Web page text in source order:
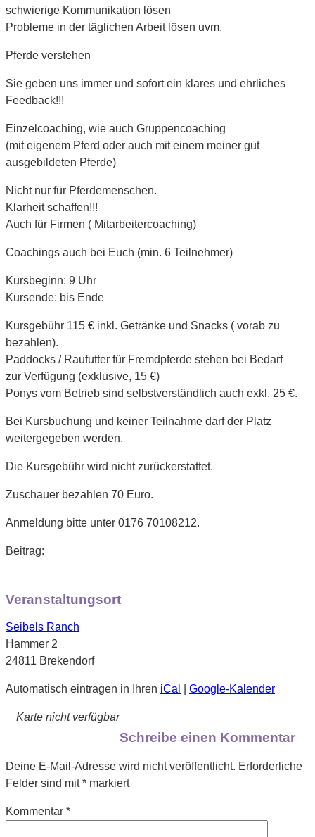
schwierige Kommunikation lösen
Probleme in der täglichen Arbeit lösen uvm.
Pferde verstehen
Sie geben uns immer und sofort ein klares und ehrliches
Feedback!!!
Einzelcoaching, wie auch Gruppencoaching
(mit eigenem Pferd oder auch mit einem meiner gut
ausgebildeten Pferde)
Nicht nur für Pferdemenschen.
Klarheit schaffen!!!
Auch für Firmen ( Mitarbeitercoaching)
Coachings auch bei Euch (min. 6 Teilnehmer)
Kursbeginn: 9 Uhr
Kursende: bis Ende
Kursgebühr 115 € inkl. Getränke und Snacks ( vorab zu
bezahlen).
Paddocks / Raufutter für Fremdpferde stehen bei Bedarf
zur Verfügung (exklusive, 15 €)
Ponys vom Betrieb sind selbstverständlich auch exkl. 25 €.
Bei Kursbuchung und keiner Teilnahme darf der Platz
weitergegeben werden.
Die Kursgebühr wird nicht zurückerstattet.
Zuschauer bezahlen 70 Euro.
Anmeldung bitte unter 0176 70108212.
Beitrag:
Veranstaltungsort
Seibels Ranch
Hammer 2
24811 Brekendorf
Automatisch eintragen in Ihren iCal Google-Kalender
Karte nicht verfügbar
Schreibe einen Kommentar
Deine E-Mail-Adresse wird nicht veröffentlicht. Erforderliche
Felder sind mit* markiert
Kommentar *